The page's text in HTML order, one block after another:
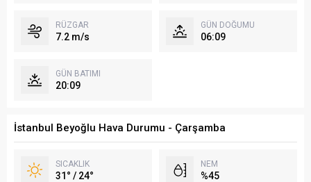
RÜZGAR
7.2 m/s
GÜN DOĞUMU
06:09
GÜN BATIMI
20:09
İstanbul Beyoğlu Hava Durumu - Çarşamba
SICAKLIK
31° / 24°
NEM
%45